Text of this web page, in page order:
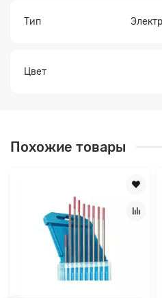
Тип
Цвет
Похожие товары